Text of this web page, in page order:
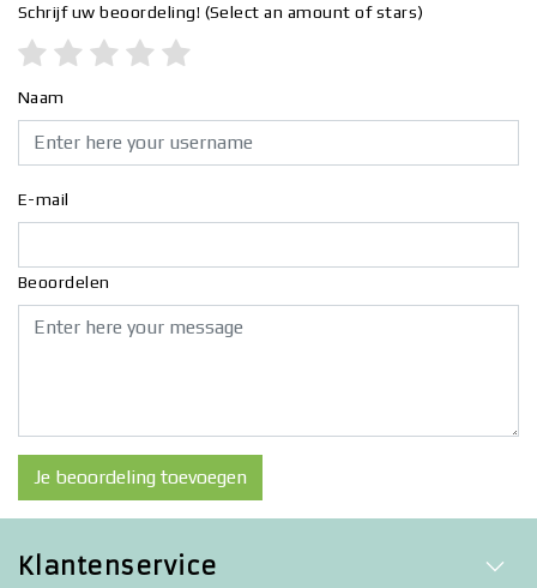
Schrijf uw beoordeling! (Select an amount of stars)
Naam
E-mail
Beoordelen
Je beoordeling toevoegen
Klantenservice